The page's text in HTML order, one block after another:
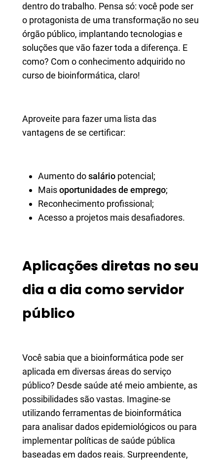
dentro do trabalho. Pensa só: você pode ser
o protagonista de uma transformação no seu
órgão público, implantando tecnologias e
soluções que vão fazer toda a diferença. E
como? Com o conhecimento adquirido no
curso de bioinformática, claro!
Aproveite para fazer uma lista das
vantagens de se certificar:
Aumento dosalário potencial;
Maisoportunidades de emprego;
Reconhecimento profissional;
Acesso a projetos mais desafiadores.
Aplicações diretas no seu
dia a dia como servidor
público
Você sabia que a bioinformática pode ser
aplicada em diversas áreas do serviço
público? Desde saúde até meio ambiente, as
possibilidades são vastas. Imagine-se
utilizando ferramentas de bioinformática
para analisar dados epidemiológicos ou para
implementar políticas de saúde pública
baseadas em dados reais. Surpreendente,